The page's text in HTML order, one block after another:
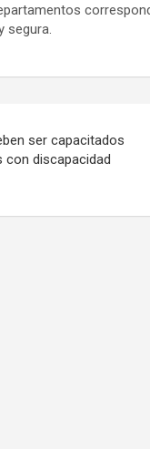
segura.
ser capacitados
con discapacidad